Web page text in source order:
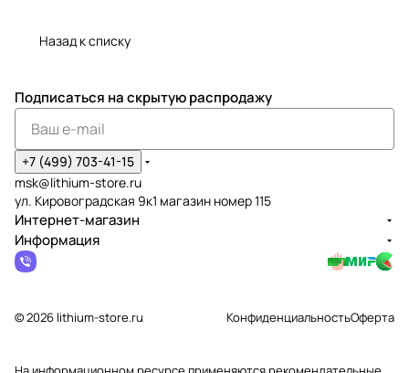
Назад к списку
Подписаться на скрытую распродажу
+7 (499) 703-41-15
msk@lithium-store.ru
ул. Кировоградская 9к1 магазин номер 115
Интернет-магазин
Информация
© 2026 lithium-store.ru КонфиденциальностьОферта